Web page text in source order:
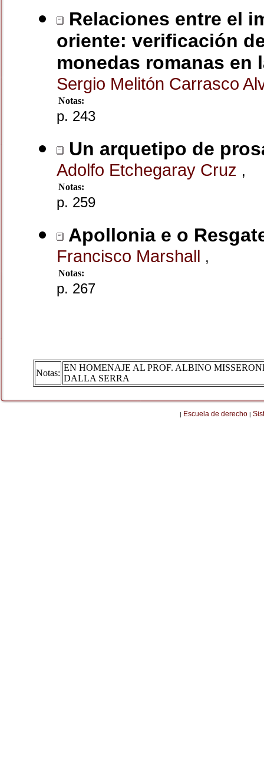
Relaciones entre el
oriente: verificación
monedas romanas
Sergio Melitón Carrasco
Notas:
p. 243
Un arquetipo de
Adolfo Etchegaray Cruz ,
Notas:
p. 259
Apollonia e o
Francisco Marshall ,
Notas:
p. 267
Notas:
EN HOMENAJE AL PROF. ALBINO
DALLA SERRA
| Escuela de derecho |